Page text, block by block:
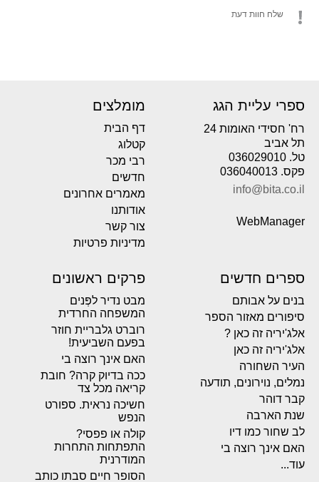
שלח חוות דעת
ספרי עליית הגג
רח' חסידי האומות 24
תל אביב
טל. 036029010
פקס. 036040013
info@bita.co.il
WebManager
מומלצים
דף הבית
קטלוג
רבי מכר
חדשים
מאמרים אחרונים
אודותנו
צור קשר
מדיניות פרטיות
ספרים חדשים
בנים על אבותם
סיפורים מאזור הספר
אלג'יריה זה כאן ?
אלג'יריה זה כאן
העיר השחורה
נמלים, נוירונים, תודעה
קבר דוהר
שנת הארבה
לב שחור כמו דיו
האם אינך רוצה בי
עוד...
פרקים ראשונים
מבט נדיר לפְּנים
המשפחה החרדית
רוברט גלבריית חוזר
בפעם השביעית!
האם אינך רוצה בי
ככה בדיוק קרה? חובת
קריאה מכל צד
חשיכה נראית. ספורט
הנפש
קולה או פפסי?
התפתחות התחרות
המודרנית
הסופר חיים סבתו כותב